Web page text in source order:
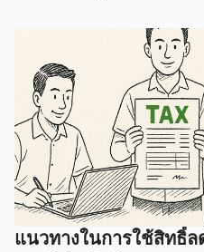
แนวทางในการใช้สิทธิ์